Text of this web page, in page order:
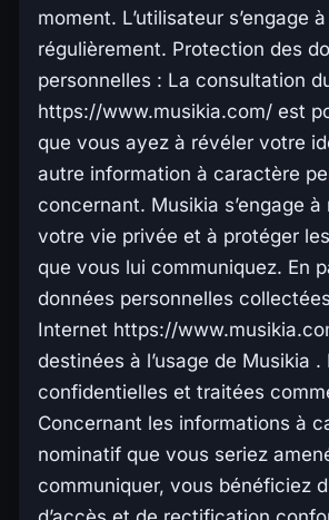
moment. L’utilisateur s’engage
régulièrement. Protection des
personnelles : La consultation
https://www.musikia.com/ est
que vous ayez à révéler votre
autre information à caractère
concernant. Musikia s’engage
votre vie privée et à protéger
que vous lui communiquez. En
données personnelles
Internet https://
destinées à l’usage de Musikia .
confidentielles et traitées
Concernant les informations à
nominatif que vous seriez
communiquer, vous bénéficiez